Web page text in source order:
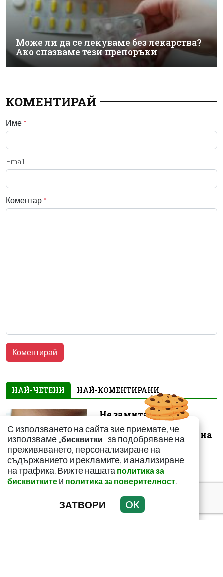
Може ли да се лекуваме без лекарства?
Ако спазваме тези препоръки
КОМЕНТИРАЙ
Име *
Email
Коментар *
НАЙ-ЧЕТЕНИ НАЙ-КОМЕНТИРАНИ
Не замитайте тези
симптоми: Може да
сигнализират за рак на
щитовидната...
Тъмни петна по
тялото? Може да
С използването на сайта вие приемате, че
използваме „бисквитки" за подобряване на
преживяването, персонализиране на
съдържанието и рекламите, и анализиране
на трафика. Вижте нашата политика за
бисквитките и политика за поверителност.
ЗАТВОРИ OK